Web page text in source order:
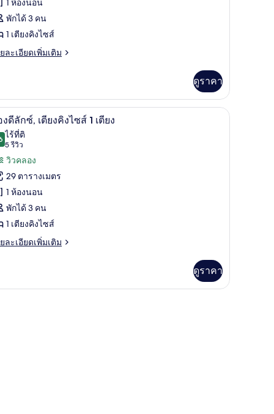
ส์
ง,
1 ห้องนอน
พักได้ 3 คน
1 เตียงคิงไซส์
ละเอียดเพิ่มเติม
ง
ง,
ดูราคา
น, โต๊ะทำงาน, ผ้าม่านกันแสง, ห้องเก็บเสียง
ถ่าย
หมด
ง
ส์
ห้องดีลักซ์, เตียงคิงไซส์ 1 เตียง | 1 ห้องนอน, โ
8ดีลักซ์, เตียงคิงไซส์ 1 เตียง
จาก 10
ไร้ที่ติ
5 รีวิว
(5
รีวิว)
วิวคลอง
29 ตารางเมตร
1 ห้องนอน
พักได้ 3 คน
1 เตียงคิงไซส์
ละเอียดเพิ่มเติม
ดูราคา